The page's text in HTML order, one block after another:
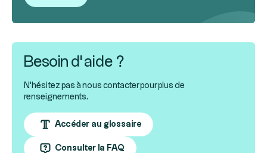
Besoin d’aide ?
N'hésitez pas à nous contacter pour plus de
renseignements.
Accéder au glossaire
Consulter la FAQ